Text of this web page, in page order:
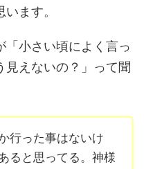
ます。
「小さい頃によく言っ
見えないの？」って聞
行った事はないけ
ると思ってる。神様